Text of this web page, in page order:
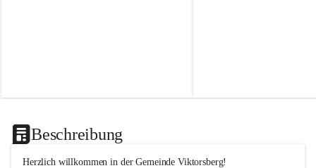
Beschreibung
Herzlich willkommen in der Gemeinde Viktorsberg!